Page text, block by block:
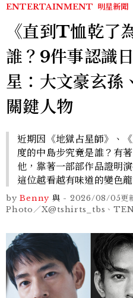
ENTERTAINMENT 明星新聞
《直到T恤乾了
誰？9件事認識
星：大文豪玄孫
關鍵人物
近期因《地獄占星師》、
度的中島步究竟是誰？有
他，靠著一部部作品證明
這位越看越有味道的變色龍
by Benny 與 - 2026/08/05更
Photo／X@tshirts_tbs、